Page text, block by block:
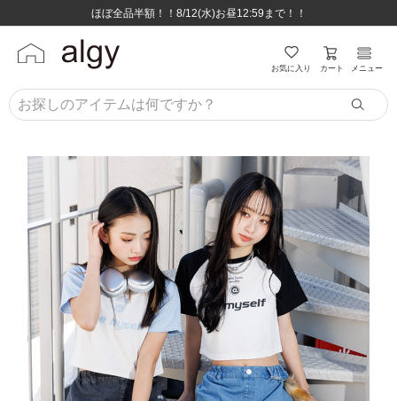
8,800円(税込)以上のお買い物で送料無料♪
ほぼ全品半額！！8/12(水)お昼12:59まで！！
8,800円(税込)以上のお買い物で送料無料♪
ほぼ全品半額！！8/12(水)お昼12:59まで！！
お気に入り カート メニュー